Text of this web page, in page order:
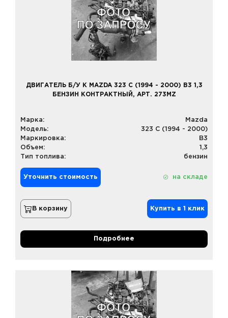
6 (2007 - 2012)
6 (2012 - наст. время)
CX-7 CX-9 Demio MPV
Millenia (1994-2002) USA
RX-7 RX-8 Tribute
Verisa
Xedos 9
ДВИГАТЕЛЬ Б/У К MAZDA 323 C (1994 - 2000) B3 1,3
БЕНЗИН КОНТРАКТНЫЙ, АРТ. 273MZ
Марка:
Mazda
Модель:
323 C (1994 - 2000)
Маркировка:
B3
Объем:
1,3
Тип топлива:
бензин
Уточнить стоимость на складе
В корзину Купить в 1 клик
Подробнее